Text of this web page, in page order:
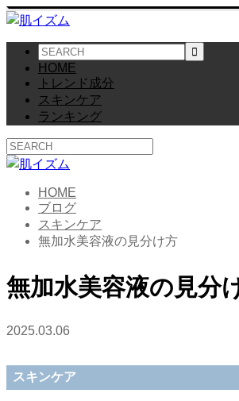
HOME
トレンド成分
スキンケア
ランキング
HOME
ブログ
スキンケア
無加水美容液の見分け方
無加水美容液の見分
2025.03.06
スキンケア